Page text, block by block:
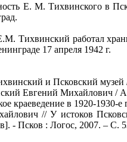
Е. М. Тихвинского в
Тихвинский работал
17 апреля 1942 г.
и Псковский музей
Евгений Михайлович /
краеведение в 1920-1930-
// У истоков
- Псков : Логос, 2007. – С.